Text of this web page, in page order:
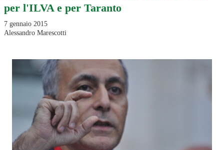
per l'ILVA e per Taranto
7 gennaio 2015
Alessandro Marescotti